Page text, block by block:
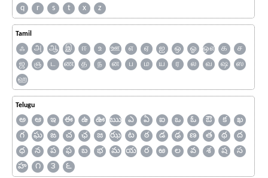
q
r s t x z
Tamil
ஃ அ ஆ இ ஈ உ ஊ எ ஏ ஐ ஒ ஓ ஔ க
ச
ஜ
ஞ ட ண த ந ன ப ம ய ர ல வ ஷ
ஸ
ஹ
Telugu
అ ఆ ఇ ఈ ఉ ఊ ఋ ఎ ఏ ఐ ఒ ఓ ఔ క
ఖ
గ
ఘ ఙ చ ఛ జ ఝ ట ఠ డ ఢ ణ త థ
ద
ధ
న ప ఫ బ భ మ య ర ఱ ల వ శ ష
స
హ
౧ ౩ ౬